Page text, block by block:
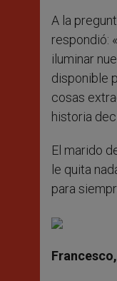
A la
respondió:
iluminar
disponible
cosas
historia
El marido
le quita
para